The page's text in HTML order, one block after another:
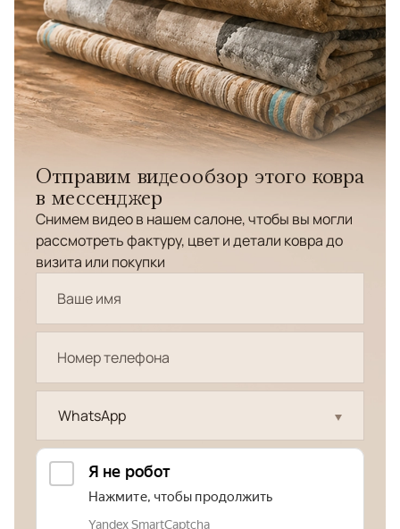
Отправим видеообзор этого ковра
в мессенджер
Снимем видео в нашем салоне, чтобы вы могли
рассмотреть фактуру, цвет и детали ковра до
визита или покупки
WhatsApp